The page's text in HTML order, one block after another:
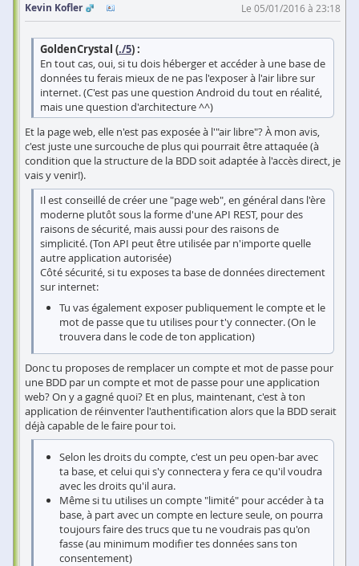
Kevin Kofler Le 05/01/2016 à 23:18
GoldenCrystal (./5) :
En tout cas, oui, si tu dois héberger et accéder à une base de
données tu ferais mieux de ne pas l'exposer à l'air libre sur
internet. (C'est pas une question Android du tout en réalité,
mais une question d'architecture ^^)
Et la page web, elle n'est pas exposée à l'"air libre"? À mon avis,
c'est juste une surcouche de plus qui pourrait être attaquée (à
condition que la structure de la BDD soit adaptée à l'accès direct, je
vais y venir!).
Il est conseillé de créer une "page web", en général dans l'ère
moderne plutôt sous la forme d'une API REST, pour des
raisons de sécurité, mais aussi pour des raisons de
simplicité. (Ton API peut être utilisée par n'importe quelle
autre application autorisée)
Côté sécurité, si tu exposes ta base de données directement
sur internet:
Tu vas également exposer publiquement le compte et le
mot de passe que tu utilises pour t'y connecter. (On le
trouvera dans le code de ton application)
Donc tu proposes de remplacer un compte et mot de passe pour
une BDD par un compte et mot de passe pour une application
web? On y a gagné quoi? Et en plus, maintenant, c'est à ton
application de réinventer l'authentification alors que la BDD serait
déjà capable de le faire pour toi.
Selon les droits du compte, c'est un peu open-bar avec
ta base, et celui qui s'y connectera y fera ce qu'il voudra
avec les droits qu'il aura.
Même si tu utilises un compte "limité" pour accéder à ta
base, à part avec un compte en lecture seule, on pourra
toujours faire des trucs que tu ne voudrais pas qu'on
fasse (au minimum modifier tes données sans ton
consentement)